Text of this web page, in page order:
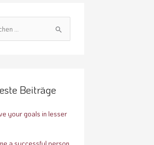
Beiträge
your goals in lesser
a successful person